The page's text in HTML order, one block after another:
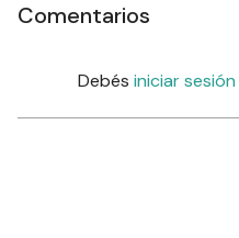
Comentarios
Debés iniciar sesión